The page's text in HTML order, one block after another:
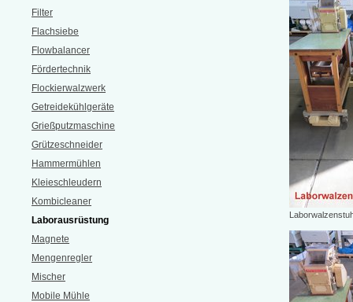
Filter
Flachsiebe
Flowbalancer
Fördertechnik
Flockierwalzwerk
Getreidekühlgeräte
Grießputzmaschine
Grützeschneider
Hammermühlen
Kleieschleudern
Kombicleaner
Laborausrüstung
Magnete
Mengenregler
Mischer
Mobile Mühle